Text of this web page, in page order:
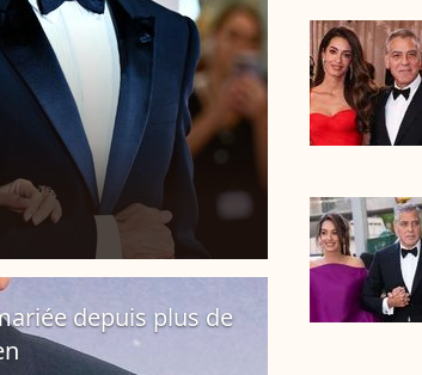
depuis plus de